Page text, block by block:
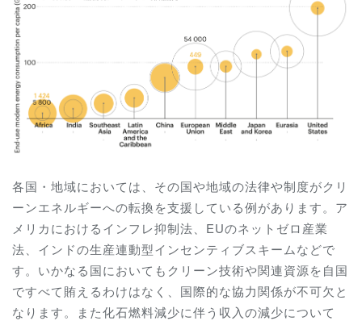
各国・地域においては、その国や地域の法律や制度がクリ
ーンエネルギーへの転換を支援している例があります。ア
メリカにおけるインフレ抑制法、EUのネットゼロ産業
法、インドの生産連動型インセンティブスキームなどで
す。いかなる国においてもクリーン技術や関連資源を自国
ですべて賄えるわけはなく、国際的な協力関係が不可欠と
なります。また化石燃料減少に伴う収入の減少について